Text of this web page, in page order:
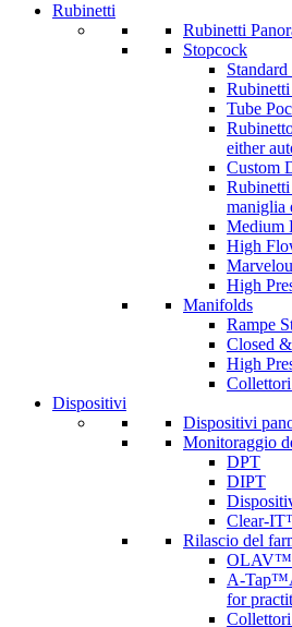
Rubinetti
Rubinetti
Stopcock
Tube
either
Custom
maniglia
Medium
High
High
Manifolds
Rampe
Closed
High
Dispositivi
Dispositivi
Monitoraggio
DPT
DIPT
Clear-
Rilascio del
OLAV™
A-Tap™
for